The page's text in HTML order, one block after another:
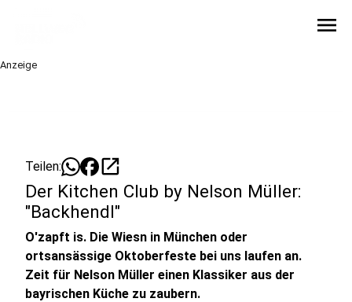
menu
Anzeige
Teilen: open_in_new
Der Kitchen Club by Nelson Müller:
"Backhendl"
O'zapft is. Die Wiesn in München oder
ortsansässige Oktoberfeste bei uns laufen an.
Zeit für Nelson Müller einen Klassiker aus der
bayrischen Küche zu zaubern.